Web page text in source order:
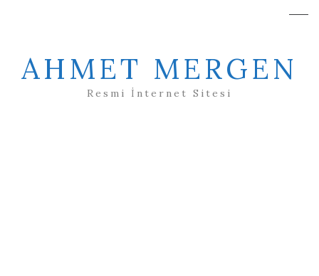
AHMET MERGEN
Resmi İnternet Sitesi